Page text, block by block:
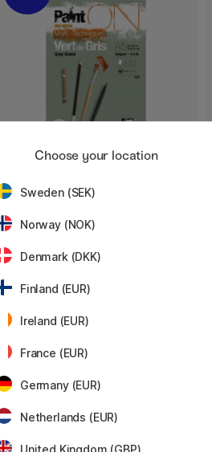
Paint'ON Multi-Techniques Grey
11.50 €
Choose your location
Sweden (SEK)
Norway (NOK)
Denmark (DKK)
Finland (EUR)
Ireland (EUR)
France (EUR)
Germany (EUR)
Netherlands (EUR)
United Kingdom (GBP)